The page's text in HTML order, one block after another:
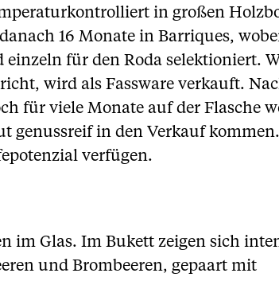
in großen
16 Monate in Barriques,
einzeln für den Roda selektioniert.
wird als Fassware verkauft.
für viele Monate auf der Flasche
genussreif in den Verkauf
verfügen.
im Glas. Im Bukett zeigen sich
und Brombeeren, gepaart mit